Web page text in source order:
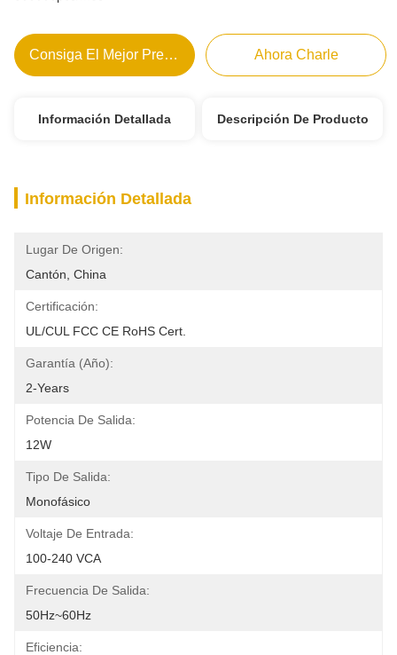
Consiga El Mejor Precio Ahora Charle
Información Detallada Descripción De Producto
Información Detallada
Lugar De Origen:
Cantón, China
Certificación:
UL/cUL FCC CE RoHS Cert.
Garantía (año):
2-Years
Potencia De Salida:
12W
Tipo De Salida:
Monofásico
Voltaje De Entrada:
100-240 VCA
Frecuencia De Salida:
50Hz~60Hz
Eficiencia: